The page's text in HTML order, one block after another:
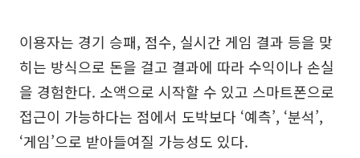
이용자는 경기 승패, 점수, 실시간 게임 결과 등을 맞
히는 방식으로 돈을 걸고 결과에 따라 수익이나 손실
을 경험한다. 소액으로 시작할 수 있고 스마트폰으로
접근이 가능하다는 점에서 도박보다 ‘예측’, ‘분석’,
‘게임’으로 받아들여질 가능성도 있다.